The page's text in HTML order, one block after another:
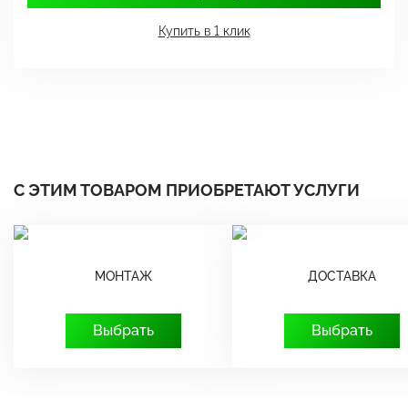
Купить в 1 клик
С ЭТИМ ТОВАРОМ ПРИОБРЕТАЮТ УСЛУГИ
МОНТАЖ
Выбрать
ДОСТАВКА
Выбрать